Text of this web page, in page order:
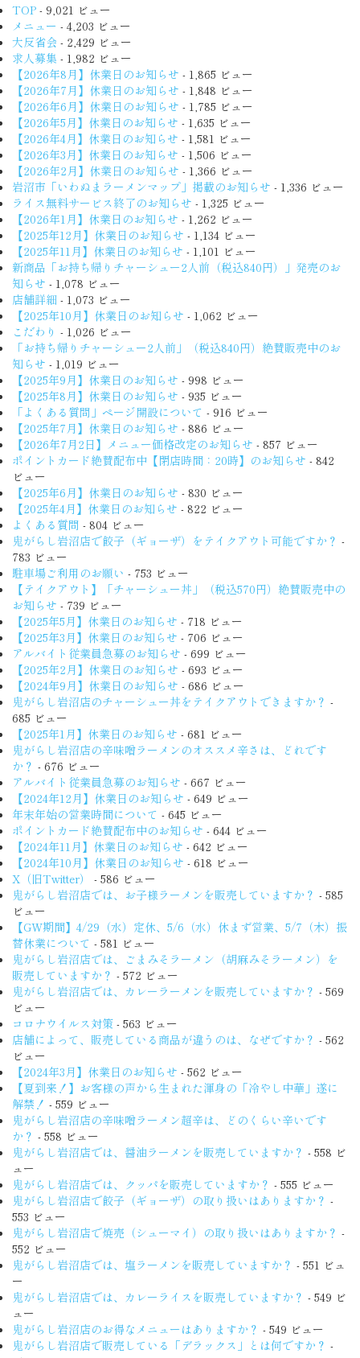
TOP - 9,021 ビュー
メニュー - 4,203 ビュー
大反省会 - 2,429 ビュー
求人募集 - 1,982 ビュー
【2026年8月】休業日のお知らせ - 1,865 ビュー
【2026年7月】休業日のお知らせ - 1,848 ビュー
【2026年6月】休業日のお知らせ - 1,785 ビュー
【2026年5月】休業日のお知らせ - 1,635 ビュー
【2026年4月】休業日のお知らせ - 1,581 ビュー
【2026年3月】休業日のお知らせ - 1,506 ビュー
【2026年2月】休業日のお知らせ - 1,366 ビュー
岩沼市「いわぬまラーメンマップ」掲載のお知らせ - 1,336 ビュー
ライス無料サービス終了のお知らせ - 1,325 ビュー
【2026年1月】休業日のお知らせ - 1,262 ビュー
【2025年12月】休業日のお知らせ - 1,134 ビュー
【2025年11月】休業日のお知らせ - 1,101 ビュー
新商品「お持ち帰りチャーシュー2人前（税込840円）」発売のお
知らせ - 1,078 ビュー
店舗詳細 - 1,073 ビュー
【2025年10月】休業日のお知らせ - 1,062 ビュー
こだわり - 1,026 ビュー
「お持ち帰りチャーシュー2人前」（税込840円）絶賛販売中のお
知らせ - 1,019 ビュー
【2025年9月】休業日のお知らせ - 998 ビュー
【2025年8月】休業日のお知らせ - 935 ビュー
「よくある質問」ページ開設について - 916 ビュー
【2025年7月】休業日のお知らせ - 886 ビュー
【2026年7月2日】メニュー価格改定のお知らせ - 857 ビュー
ポイントカード絶賛配布中【閉店時間：20時】のお知らせ - 842
ビュー
【2025年6月】休業日のお知らせ - 830 ビュー
【2025年4月】休業日のお知らせ - 822 ビュー
よくある質問 - 804 ビュー
鬼がらし岩沼店で餃子（ギョーザ）をテイクアウト可能ですか？ -
783 ビュー
駐車場ご利用のお願い - 753 ビュー
【テイクアウト】「チャーシュー丼」（税込570円）絶賛販売中の
お知らせ - 739 ビュー
【2025年5月】休業日のお知らせ - 718 ビュー
【2025年3月】休業日のお知らせ - 706 ビュー
アルバイト従業員急募のお知らせ - 699 ビュー
【2025年2月】休業日のお知らせ - 693 ビュー
【2024年9月】休業日のお知らせ - 686 ビュー
鬼がらし岩沼店のチャーシュー丼をテイクアウトできますか？ -
685 ビュー
【2025年1月】休業日のお知らせ - 681 ビュー
鬼がらし岩沼店の辛味噌ラーメンのオススメ辛さは、どれです
か？ - 676 ビュー
アルバイト従業員急募のお知らせ - 667 ビュー
【2024年12月】休業日のお知らせ - 649 ビュー
年末年始の営業時間について - 645 ビュー
ポイントカード絶賛配布中のお知らせ - 644 ビュー
【2024年11月】休業日のお知らせ - 642 ビュー
【2024年10月】休業日のお知らせ - 618 ビュー
X（旧Twitter）
- 586 ビュー
鬼がらし岩沼店では、お子様ラーメンを販売していますか？ - 585
ビュー
【GW期間】4/29（水）定休、5/6（水）休まず営業、5/7（木）振
替休業について - 581 ビュー
鬼がらし岩沼店では、ごまみそラーメン（胡麻みそラーメン）を
販売していますか？ - 572 ビュー
鬼がらし岩沼店では、カレーラーメンを販売していますか？ - 569
ビュー
コロナウイルス対策 - 563 ビュー
店舗によって、販売している商品が違うのは、なぜですか？ - 562
ビュー
【2024年3月】休業日のお知らせ - 562 ビュー
【夏到来！】お客様の声から生まれた渾身の「冷やし中華」遂に
解禁！ - 559 ビュー
鬼がらし岩沼店の辛味噌ラーメン超辛は、どのくらい辛いです
か？ - 558 ビュー
鬼がらし岩沼店では、醤油ラーメンを販売していますか？ - 558 ビ
ュー
鬼がらし岩沼店では、クッパを販売していますか？ - 555 ビュー
鬼がらし岩沼店で餃子（ギョーザ）の取り扱いはありますか？ -
553 ビュー
鬼がらし岩沼店で焼売（シューマイ）の取り扱いはありますか？ -
552 ビュー
鬼がらし岩沼店では、塩ラーメンを販売していますか？ - 551 ビュ
ー
鬼がらし岩沼店では、カレーライスを販売していますか？ - 549 ビ
ュー
鬼がらし岩沼店のお得なメニューはありますか？ - 549 ビュー
鬼がらし岩沼店で販売している「デラックス」とは何ですか？ -